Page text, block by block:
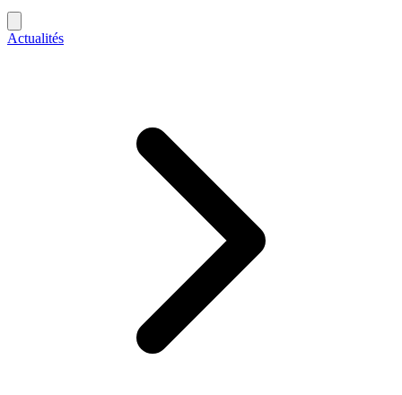
Actualités